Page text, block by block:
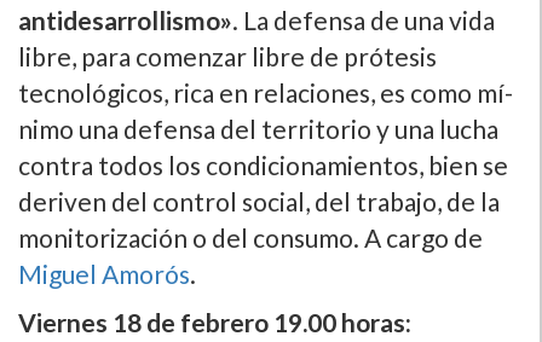
antidesarrollismo». La defensa de una vida
libre, para comenzar libre de prótesis
tecnológicos, rica en relaciones, es como mí­
nimo una defensa del territorio y una lucha
contra todos los condicionamientos, bien se
deriven del control social, del trabajo, de la
monitorización o del consumo. A cargo de
Miguel Amorós.
Viernes 18 de febrero 19.00 horas: